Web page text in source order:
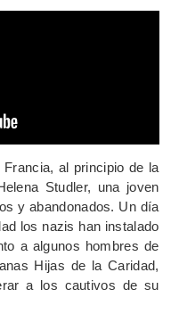
Francia, al principio de la
Studler, una joven
y abandonados. Un día
los nazis han instalado
a algunos hombres de
Hijas de la Caridad,
a los cautivos de su